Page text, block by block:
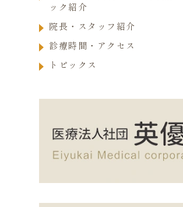
ック紹介
院長・スタッフ紹介
診療時間・アクセス
トピックス